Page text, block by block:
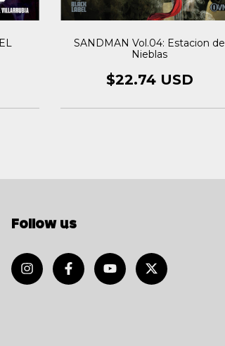
SANDMAN Vol.04: Estacion de
Nieblas
$22.74 USD
Follow us